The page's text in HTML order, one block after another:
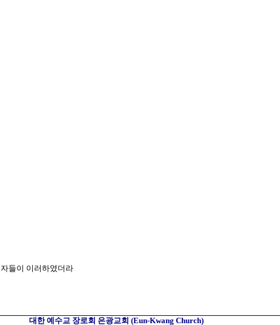
들이 이러하였더라
대한 예수교 장로회 은광교회 (Eun-Kwang Church)